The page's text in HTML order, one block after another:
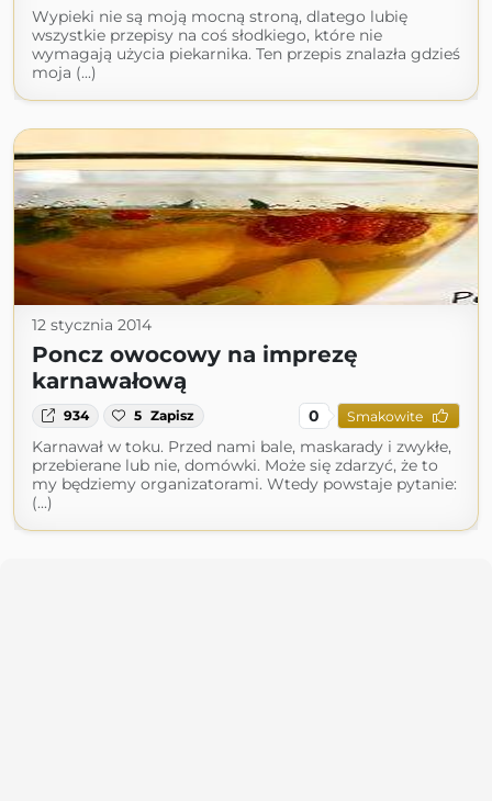
Wypieki nie są moją mocną stroną, dlatego lubię
wszystkie przepisy na coś słodkiego, które nie
wymagają użycia piekarnika. Ten przepis znalazła gdzieś
moja (...)
12 stycznia 2014
Poncz owocowy na imprezę
karnawałową
934 5 Zapisz 0 Smakowite
Karnawał w toku. Przed nami bale, maskarady i zwykłe,
przebierane lub nie, domówki. Może się zdarzyć, że to
my będziemy organizatorami. Wtedy powstaje pytanie:
(...)